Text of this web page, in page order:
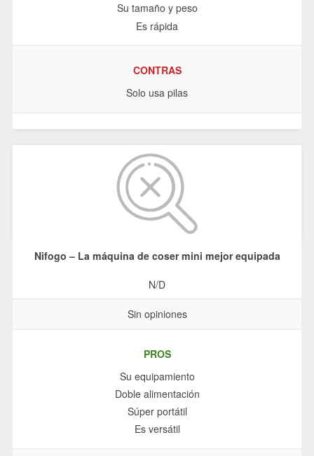
Su tamaño y peso
Es rápida
CONTRAS
Solo usa pilas
Nifogo – La máquina de coser mini mejor equipada
N/D
Sin opiniones
PROS
Su equipamiento
Doble alimentación
Súper portátil
Es versátil